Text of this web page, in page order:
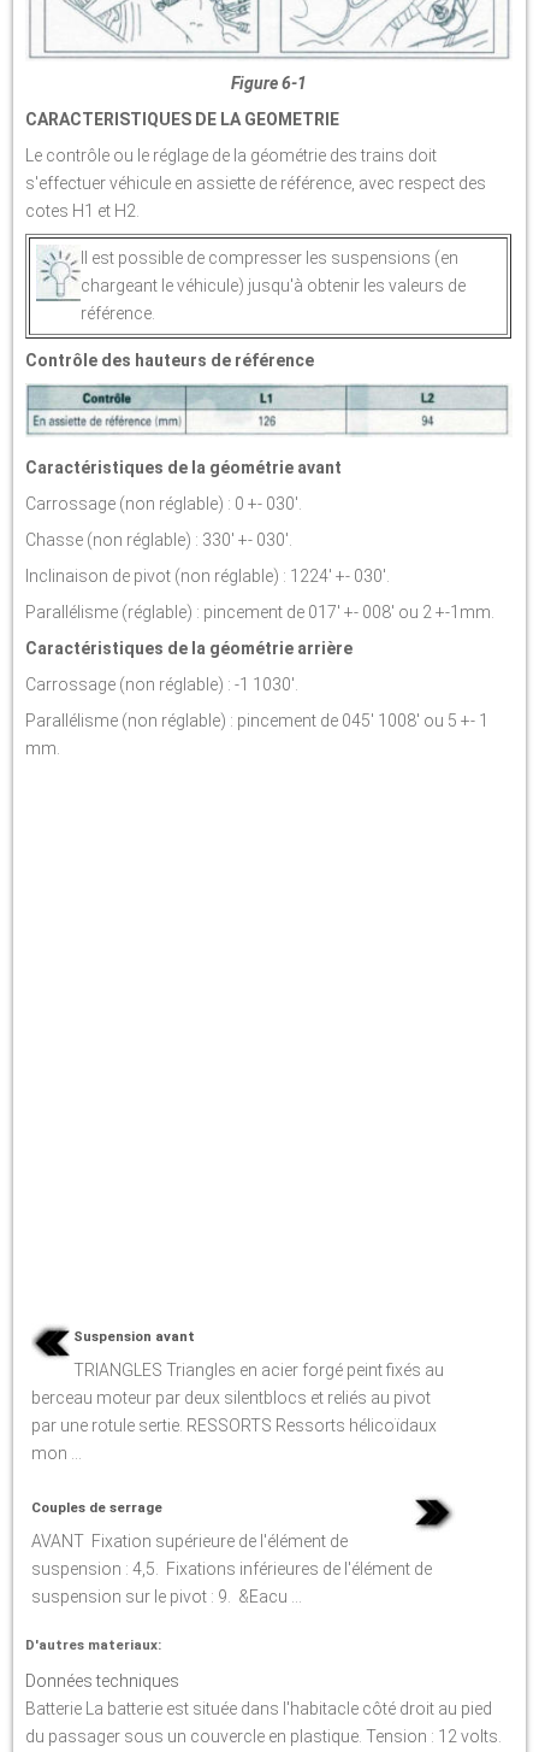
Figure 6-1
CARACTERISTIQUES DE LA GEOMETRIE
Le contrôle ou le réglage de la géométrie des trains doit
s'effectuer véhicule en assiette de référence, avec respect des
cotes H1 et H2.
Il est possible de compresser les suspensions (en
chargeant le véhicule) jusqu'à obtenir les valeurs de
référence.
Contrôle des hauteurs de référence
Caractéristiques de la géométrie avant
Carrossage (non réglable) : 0 +- 030'.
Chasse (non réglable) : 330' +- 030'.
Inclinaison de pivot (non réglable) : 1224' +- 030'.
Parallélisme (réglable) : pincement de 017' +- 008' ou 2 +-1mm.
Caractéristiques de la géométrie arrière
Carrossage (non réglable) : -1 1030'.
Parallélisme (non réglable) : pincement de 045' 1008' ou 5 +- 1
mm.
Suspension avant
TRIANGLES Triangles en acier forgé peint fixés au
berceau moteur par deux silentblocs et reliés au pivot
par une rotule sertie. RESSORTS Ressorts hélicoïdaux
mon ...
Couples de serrage
AVANT Fixation supérieure de l'élément de
suspension : 4,5. Fixations inférieures de l'élément de
suspension sur le pivot : 9. &Eacu ...
D'autres materiaux:
Données techniques
Batterie La batterie est située dans l'habitacle côté droit au pied
du passager sous un couvercle en plastique. Tension : 12 volts.